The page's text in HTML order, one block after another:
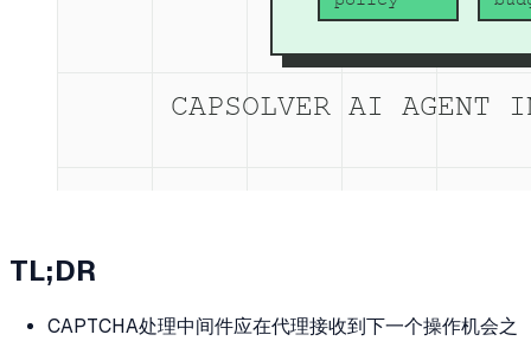
TL;DR
CAPTCHA处理中间件应在代理接收到下一个操作机会之